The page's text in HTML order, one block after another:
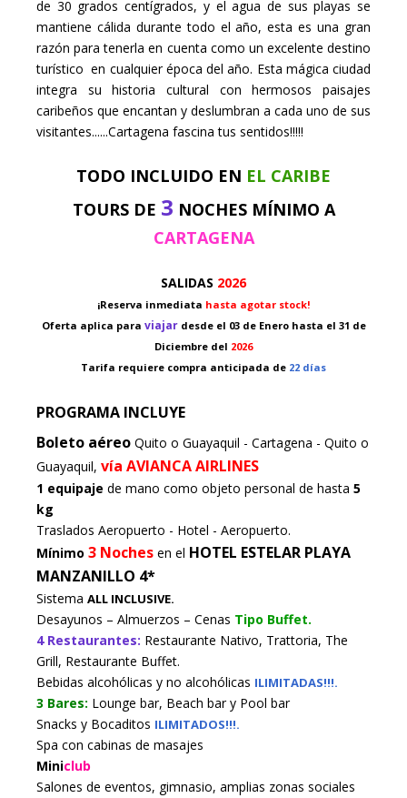
de 30 grados centígrados, y el agua de sus playas se
mantiene cálida durante todo el año, esta es una gran
razón para tenerla en cuenta como un excelente destino
turístico en cualquier época del año. Esta mágica ciudad
integra su historia cultural con hermosos paisajes
caribeños que encantan y deslumbran a cada uno de sus
visitantes......Cartagena fascina tus sentidos!!!!!
TODO INCLUIDO EN EL CARIBE
TOURS DE 3 NOCHES MÍNIMO A
CARTAGENA
SALIDAS 2026
¡Reserva inmediata hasta agotar stock!
Oferta aplica para viajardesde el 03 de Enero hasta el 31 de
Diciembre del 2026
Tarifa requiere compra anticipada de 22 días
PROGRAMA INCLUYE
Boleto aéreo Quito o Guayaquil - Cartagena - Quito o
Guayaquil, vía AVIANCA AIRLINES
1 equipaje de mano como objeto personal de hasta 5
kg
Traslados Aeropuerto - Hotel - Aeropuerto.
Mínimo 3 Noches en el HOTEL ESTELAR PLAYA
MANZANILLO 4*
Sistema ALL INCLUSIVE.
Desayunos – Almuerzos – Cenas Tipo Buffet.
4 Restaurantes: Restaurante Nativo, Trattoria, The
Grill, Restaurante Buffet.
Bebidas alcohólicas y no alcohólicas ILIMITADAS!!!.
3 Bares: Lounge bar, Beach bar y Pool bar
Snacks y Bocaditos ILIMITADOS!!!.
Spa con cabinas de masajes
Miniclub
Salones de eventos, gimnasio, amplias zonas sociales